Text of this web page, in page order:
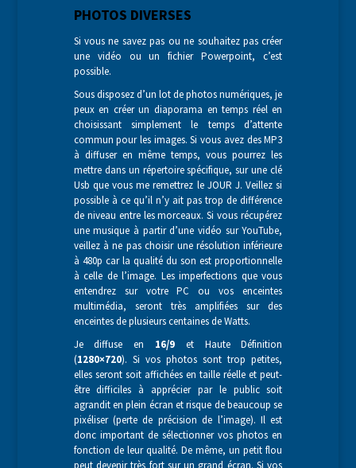
PHOTOS DIVERSES
Si vous ne savez pas ou ne souhaitez pas créer
une vidéo ou un fichier Powerpoint, c’est
possible.
Sous disposez d’un lot de photos numériques, je
peux en créer un diaporama en temps réel en
choisissant simplement le temps d’attente
commun pour les images. Si vous avez des MP3
à diffuser en même temps, vous pourrez les
mettre dans un répertoire spécifique, sur une clé
Usb que vous me remettrez le JOUR J. Veillez si
possible à ce qu’il n’y ait pas trop de différence
de niveau entre les morceaux. Si vous récupérez
une musique à partir d’une vidéo sur YouTube,
veillez à ne pas choisir une résolution inférieure
à 480p car la qualité du son est proportionnelle
à celle de l’image. Les imperfections que vous
entendrez sur votre PC ou vos enceintes
multimédia, seront très amplifiées sur des
enceintes de plusieurs centaines de Watts.
Je diffuse en 16/9 et Haute Définition
(1280×720). Si vos photos sont trop petites,
elles seront soit affichées en taille réelle et peut-
être difficiles à apprécier par le public soit
agrandit en plein écran et risque de beaucoup se
pixéliser (perte de précision de l’image). Il est
donc important de sélectionner vos photos en
fonction de leur qualité. De même, un petit flou
peut devenir très fort sur un grand écran. Si vos